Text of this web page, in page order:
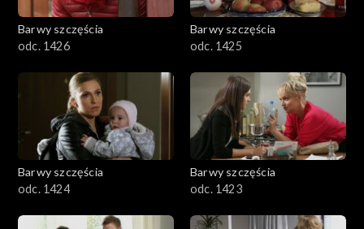
Barwy szczęścia
odc. 1426
Barwy szczęścia
odc. 1425
Barwy szczęścia
odc. 1424
Barwy szczęścia
odc. 1423